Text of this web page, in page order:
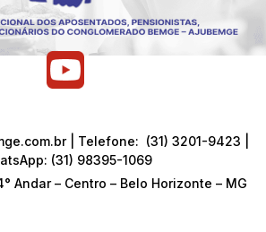
| Telefone: (31) 3201-9423 |
(31) 98395-1069
Andar – Centro – Belo Horizonte – MG